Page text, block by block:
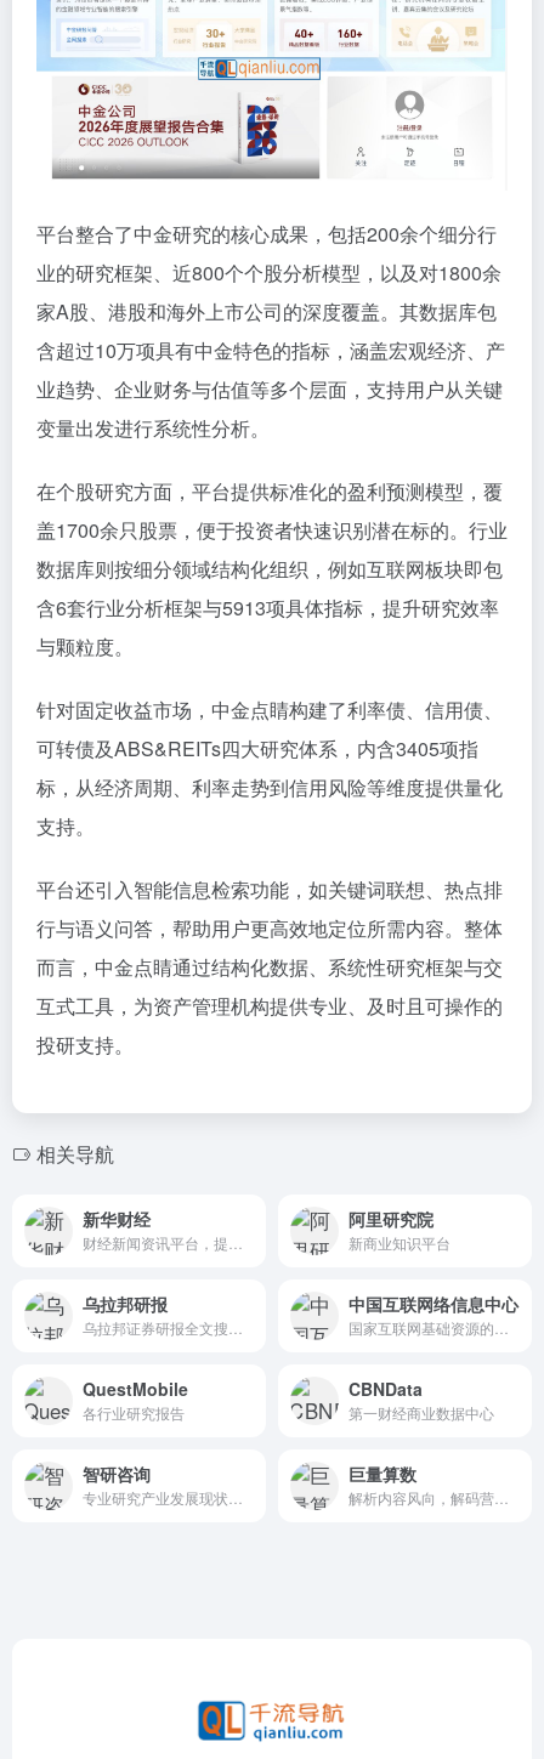
平台整合了中金研究的核心成果，包括200余个细分行
业的研究框架、近800个个股分析模型，以及对1800余
家A股、港股和海外上市公司的深度覆盖。其数据库包
含超过10万项具有中金特色的指标，涵盖宏观经济、产
业趋势、企业财务与估值等多个层面，支持用户从关键
变量出发进行系统性分析。
在个股研究方面，平台提供标准化的盈利预测模型，覆
盖1700余只股票，便于投资者快速识别潜在标的。行业
数据库则按细分领域结构化组织，例如互联网板块即包
含6套行业分析框架与5913项具体指标，提升研究效率
与颗粒度。
针对固定收益市场，中金点睛构建了利率债、信用债、
可转债及ABS&REITs四大研究体系，内含3405项指
标，从经济周期、利率走势到信用风险等维度提供量化
支持。
平台还引入智能信息检索功能，如关键词联想、热点排
行与语义问答，帮助用户更高效地定位所需内容。整体
而言，中金点睛通过结构化数据、系统性研究框架与交
互式工具，为资产管理机构提供专业、及时且可操作的
投研支持。
相关导航
新华财经 阿里研究院
新商业知识平台
乌拉邦研报 中国互联网络信息中心
QuestMobile
各行业研究报告
CBNData
第一财经商业数据中心
智研咨询 巨量算数